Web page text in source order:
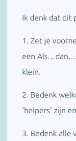
Ik denk dat dit
1. Zet je
een Als…dan…
klein.
2. Bedenk
‘helpers’ zijn
3. Bedenk alle